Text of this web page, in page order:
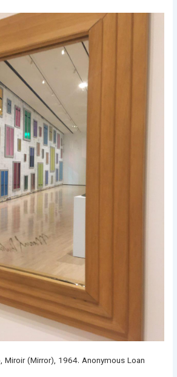
Miroir (Mirror), 1964. Anonymous Loan.